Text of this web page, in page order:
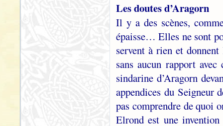
Les doutes d’Aragorn
Il y a des scènes,
épaisse… Elles ne sont
servent à rien et
sans aucun rapport
sindarine d’Aragorn
appendices du Seigneur
pas comprendre de quoi
Elrond est une